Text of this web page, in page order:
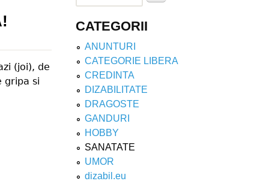
(joi), de
gripa si
Search form
CATEGORII
ANUNTURI
CATEGORIE LIBERA
CREDINTA
DIZABILITATE
DRAGOSTE
GANDURI
HOBBY
SANATATE
UMOR
dizabil.eu